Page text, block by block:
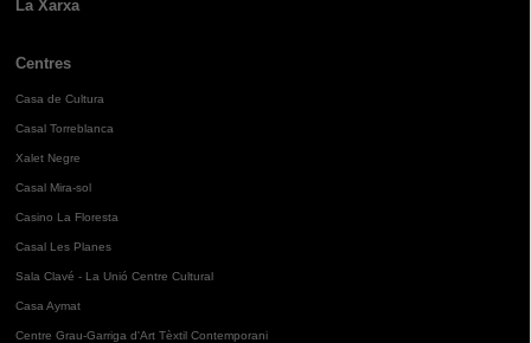
La Xarxa
Centres
Casa de Cultura
Casal Torreblanca
Xalet Negre
Casal Mira-sol
Casino La Floresta
Casal Les Planes
Sala Clavé - La Unió Centre Cultural
Casa Aymat
Centre Grau-Garriga d'Art Tèxtil Contemporani